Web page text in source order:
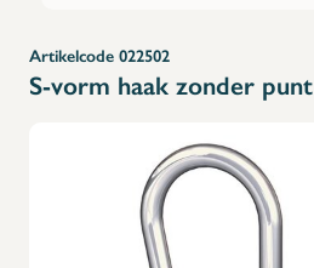
Artikelcode 022502
S-vorm haak zonder punt